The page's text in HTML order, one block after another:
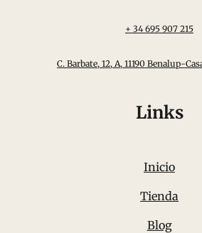
+ 34 695 907 215
C. Barbate, 12, A, 11190 Benalup-
Links
Inicio
Tienda
Blog